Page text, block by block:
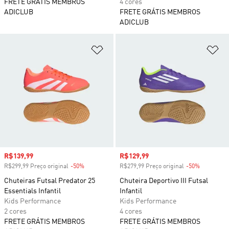
FRETE GRÁTIS MEMBROS
ADICLUB
4 cores
FRETE GRÁTIS MEMBROS
ADICLUB
Preço com desconto
R$139,99
R$299,99 Preço original -50%
Chuteiras Futsal Predator 25
Essentials Infantil
Kids Performance
2 cores
FRETE GRÁTIS MEMBROS
Preço com desconto
R$129,99
R$279,99 Preço original -50%
Chuteira Deportivo III Futsal
Infantil
Kids Performance
4 cores
FRETE GRÁTIS MEMBROS